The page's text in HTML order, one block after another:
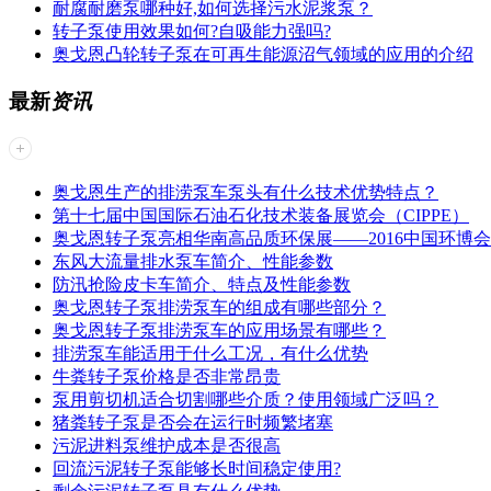
耐腐耐磨泵哪种好,如何选择污水泥浆泵？
转子泵使用效果如何?自吸能力强吗?
奥戈恩凸轮转子泵在可再生能源沼气领域的应用的介绍
最新资讯
奥戈恩生产的排涝泵车泵头有什么技术优势特点？
第十七届中国国际石油石化技术装备展览会（CIPPE）
奥戈恩转子泵亮相华南高品质环保展——2016中国环博
东风大流量排水泵车简介、性能参数
防汛抢险皮卡车简介、特点及性能参数
奥戈恩转子泵排涝泵车的组成有哪些部分？
奥戈恩转子泵排涝泵车的应用场景有哪些？
排涝泵车能适用于什么工况，有什么优势
牛粪转子泵价格是否非常昂贵
泵用剪切机适合切割哪些介质？使用领域广泛吗？
猪粪转子泵是否会在运行时频繁堵塞
污泥进料泵维护成本是否很高
回流污泥转子泵能够长时间稳定使用?